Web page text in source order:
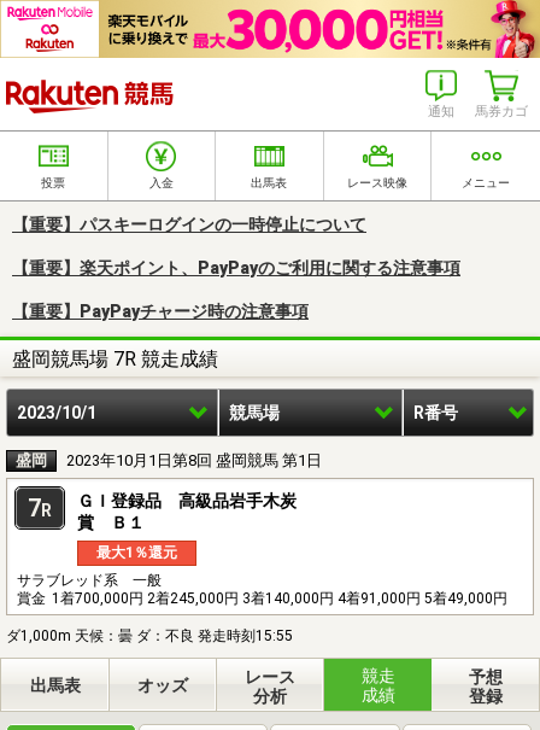
馬券カゴ
通知
投票 入金 出馬表 レース映像 メニュー
【重要】パスキーログインの一時停止について
【重要】楽天ポイント、PayPayのご利用に関する注意事項
【重要】PayPayチャージ時の注意事項
盛岡競馬場 7R 競走成績
2023/10/1 競馬場 R番号
盛岡 2023年10月1日第8回 盛岡競馬 第1日
7R
ＧＩ登録品 高級品岩手木炭
賞 Ｂ１
最大1％還元
サラブレッド系 一般
賞金 1着700,000円 2着245,000円 3着140,000円 4着91,000円 5着49,000円
ダ1,000m 天候：曇 ダ：不良 発走時刻15:55
出馬表 オッズ
レース
分析
競走
成績
予想
登録